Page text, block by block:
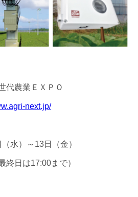
代農業ＥＸＰＯ
next.jp/
水）～13日（金）
終日は17:00まで）